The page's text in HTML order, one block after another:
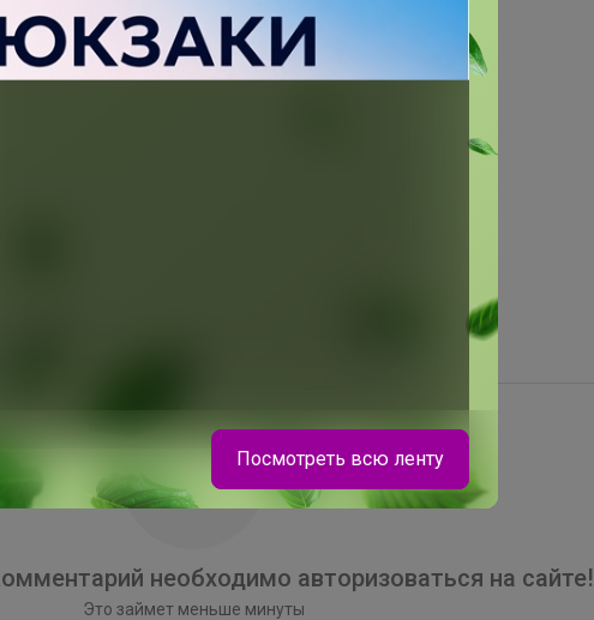
необходимо авторизоваться на сайте!
Это займет меньше минуты
Посмотреть всю ленту